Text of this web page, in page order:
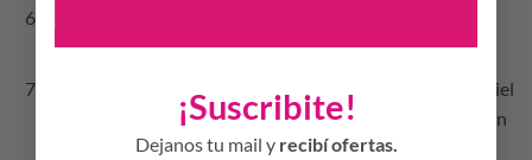
¡Suscribite!
Dejanos tu mail y recibí ofertas.
despigmentante.
No solo protege a la piel
frente a los efectos de la radiación solar, sino que también
evita que se creen manchas solares y arrugas. Es una